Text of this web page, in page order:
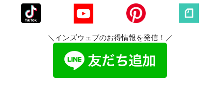
＼インズウェブのお得情報を発信！／